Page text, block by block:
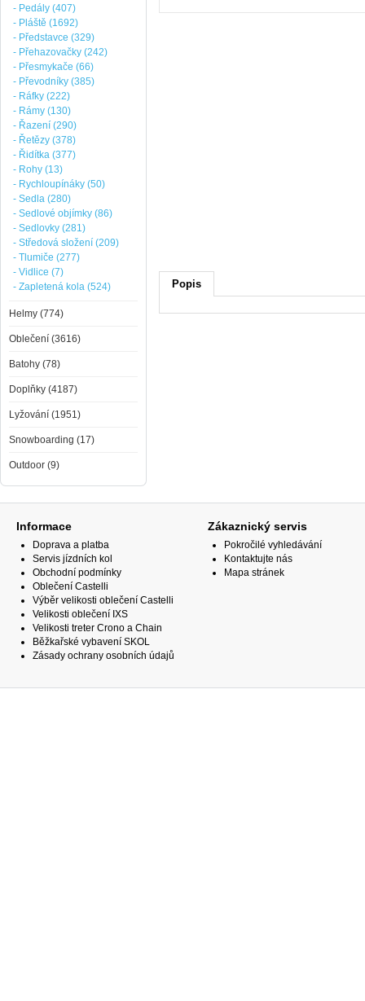
Popis
- Pedály (407)
- Pláště (1692)
- Představce (329)
- Přehazovačky (242)
- Přesmykače (66)
- Převodníky (385)
- Ráfky (222)
- Rámy (130)
- Řazení (290)
- Řetězy (378)
- Řidítka (377)
- Rohy (13)
- Rychloupínáky (50)
- Sedla (280)
- Sedlové objímky (86)
- Sedlovky (281)
- Středová složení (209)
- Tlumiče (277)
- Vidlice (7)
- Zapletená kola (524)
Helmy (774)
Oblečení (3616)
Batohy (78)
Doplňky (4187)
Lyžování (1951)
Snowboarding (17)
Outdoor (9)
Informace
Doprava a platba
Servis jízdních kol
Obchodní podmínky
Oblečení Castelli
Výběr velikosti oblečení Castelli
Velikosti oblečení IXS
Velikosti treter Crono a Chain
Běžkařské vybavení SKOL
Zásady ochrany osobních údajů
Zákaznický servis
Pokročilé vyhledávání
Kontaktujte nás
Mapa stránek